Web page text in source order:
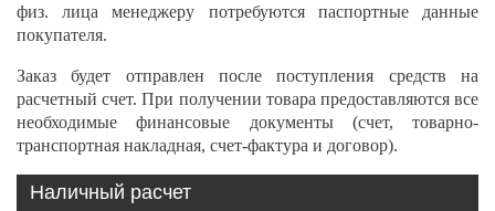
физ. лица менеджеру потребуются паспортные данные
покупателя.
Заказ будет отправлен после поступления средств на
расчетный счет. При получении товара предоставляются все
необходимые финансовые документы (счет, товарно-
транспортная накладная, счет-фактура и договор).
Наличный расчет